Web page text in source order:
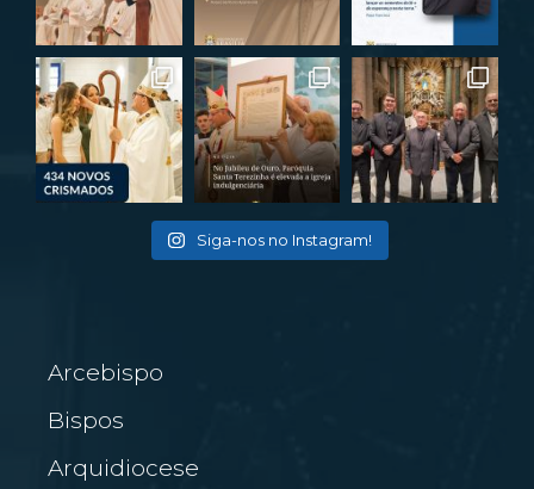
Siga-nos no Instagram!
Arcebispo
Bispos
Arquidiocese